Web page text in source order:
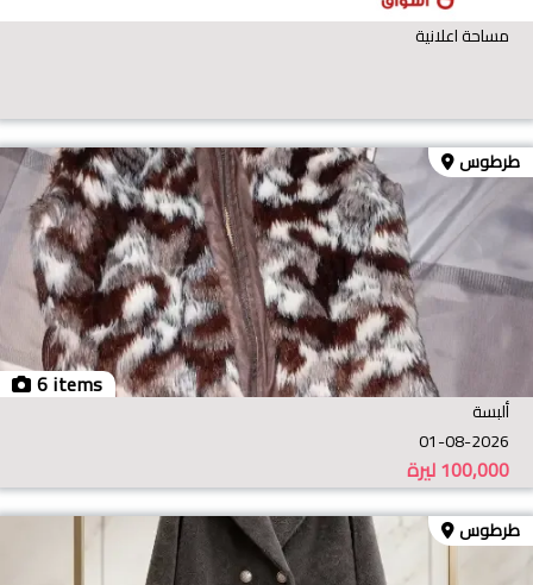
مساحة اعلانية
6 items
طرطوس
ألبسة
01-08-2026
ليرة100,000
طرطوس